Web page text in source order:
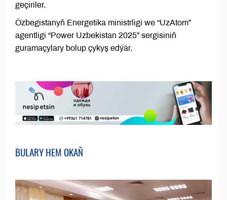
geçiriler.
Özbegistanyň Energetika ministrligi we “UzAtom”
agentligi “Power Uzbekistan 2025” sergisiniň
guramaçylary bolup çykyş edýär.
BULARY HEM OKAŇ